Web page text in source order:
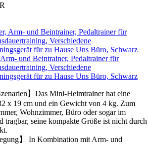
und Beintrainer, Pedaltrainer für
Verschiedene
für zu Hause Uns Büro, Schwarz
】Das Mini-Heimtrainer hat eine
x 19 cm und ein Gewicht von 4 kg. Zum
Wohnzimmer, Büro oder sogar im
tragbar, seine kompakte Größe ist nicht durch
】 In Kombination mit Arm- und